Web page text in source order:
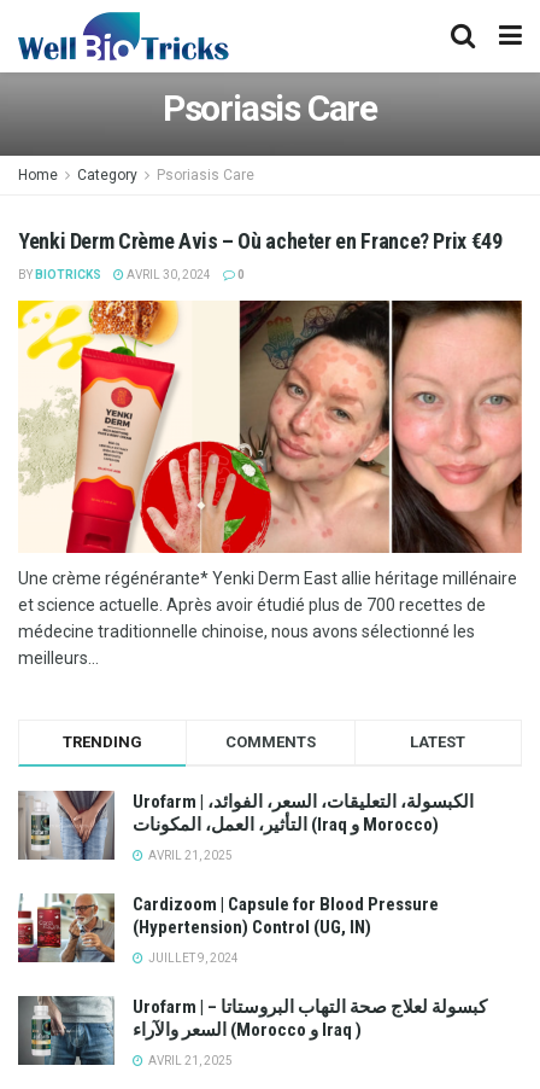
Psoriasis Care
Home Category Psoriasis Care
Yenki Derm Crème Avis – Où acheter en France? Prix €49
BY BIOTRICKS AVRIL 30, 2024 0
Une crème régénérante* Yenki Derm East allie héritage millénaire
et science actuelle. Après avoir étudié plus de 700 recettes de
médecine traditionnelle chinoise, nous avons sélectionné les
meilleurs...
TRENDING COMMENTS LATEST
Urofarm | الكبسولة، التعليقات، السعر، الفوائد،
التأثير، العمل، المكونات (Iraq و Morocco)
AVRIL 21, 2025
Cardizoom | Capsule for Blood Pressure
(Hypertension) Control (UG, IN)
JUILLET 9, 2024
Urofarm | كبسولة لعلاج صحة التهاب البروستاتا –
السعر والآراء (Morocco و Iraq )
AVRIL 21, 2025